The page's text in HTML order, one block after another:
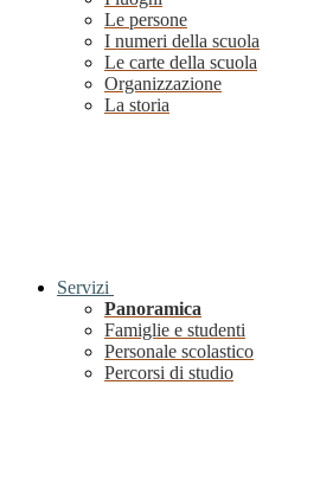
Le persone
I numeri della scuola
Le carte della scuola
Organizzazione
La storia
Servizi
Panoramica
Famiglie e studenti
Personale scolastico
Percorsi di studio